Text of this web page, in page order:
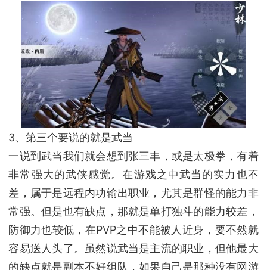
3、第三个要说的就是武当
一说到武当我们就会想到张三丰，或是太极拳，有着
非常强大的武侠感觉。在游戏之中武当的实力也不
差，属于是远程内功输出职业，尤其是群怪的能力非
常强。但是也有缺点，那就是单打独斗的能力较差，
防御力也较低，在PVP之中不能被人近身，要不然就
容易送人头了。虽然说武当是主流的职业，但他最大
的缺点就是副本不好组队，如果自己是那种没有网游